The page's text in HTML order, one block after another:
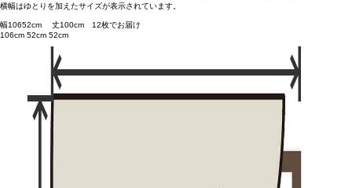
横幅はゆとりを加えたサイズが表示されています。
幅10652cm 丈100cm 12枚でお届け
106cm 52cm 52cm